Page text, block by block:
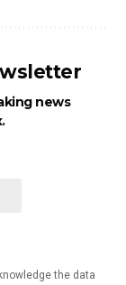
news
the data